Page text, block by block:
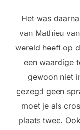
Het was
van Mathieu
wereld heeft op
een waardige
gewoon niet
gezegd geen
moet je als
plaats twee.